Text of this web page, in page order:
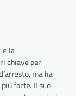
e la
chiave per
ma ha
forte. Il suo